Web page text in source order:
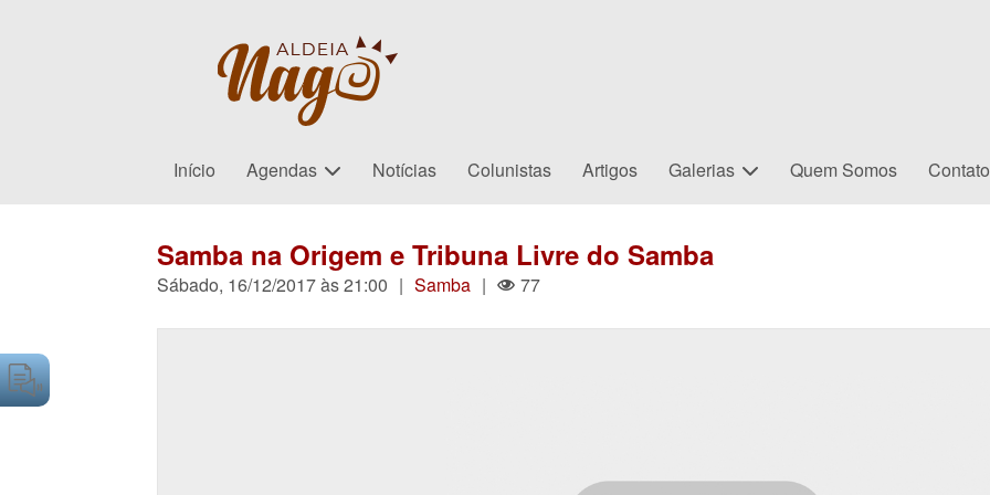
Início Agendas Notícias Colunistas Artigos Galerias Quem Somos Contato
Samba na Origem e Tribuna Livre do Samba
Sábado, 16/12/2017 às 21:00 | Samba | 77